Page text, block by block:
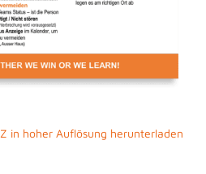
in hoher Auflösung herunterladen